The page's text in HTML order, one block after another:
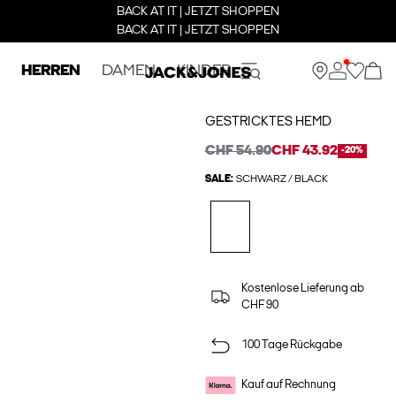
BACK AT IT | JETZT SHOPPEN
BACK AT IT | JETZT SHOPPEN
HERREN DAMEN KINDER
GESTRICKTES HEMD
CHF 54.90CHF 43.92 -20%
SALE: SCHWARZ / BLACK
Kostenlose Lieferung ab
CHF 90
100 Tage Rückgabe
Kauf auf Rechnung